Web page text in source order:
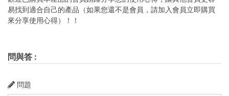
易找到適合自己的產品（如果您還不是會員，請加入會員立即購買
來分享使用心得）！！
問與答 :
問題